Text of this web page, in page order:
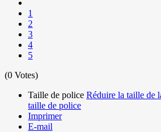
1
2
3
4
5
(0 Votes)
Taille de police Réduire la taille de
taille de police
Imprimer
E-mail